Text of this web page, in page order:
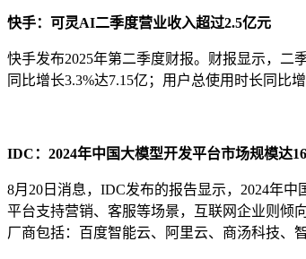
快手：可灵AI二季度营业收入超过2.5亿元
快手发布2025年第二季度财报。财报显示，二
同比增长3.3%达7.15亿；用户总使用时长同比增
IDC：2024年中国大模型开发平台市场规模达
8月20日消息，IDC发布的报告显示，2024年
平台支持营销、客服等场景，互联网企业则倾
厂商包括：百度智能云、阿里云、商汤科技、